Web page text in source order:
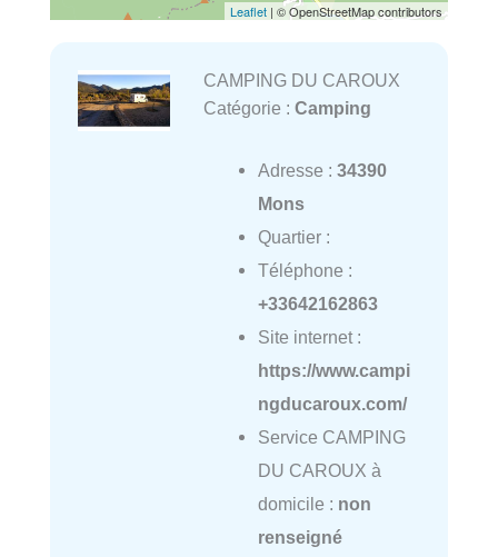
Leaflet | © OpenStreetMap contributors
CAMPING DU CAROUX
Catégorie : Camping
Adresse : 34390
Mons
Quartier :
Téléphone :
+33642162863
Site internet :
https://www.campi
ngducaroux.com/
Service CAMPING
DU CAROUX à
domicile : non
renseigné